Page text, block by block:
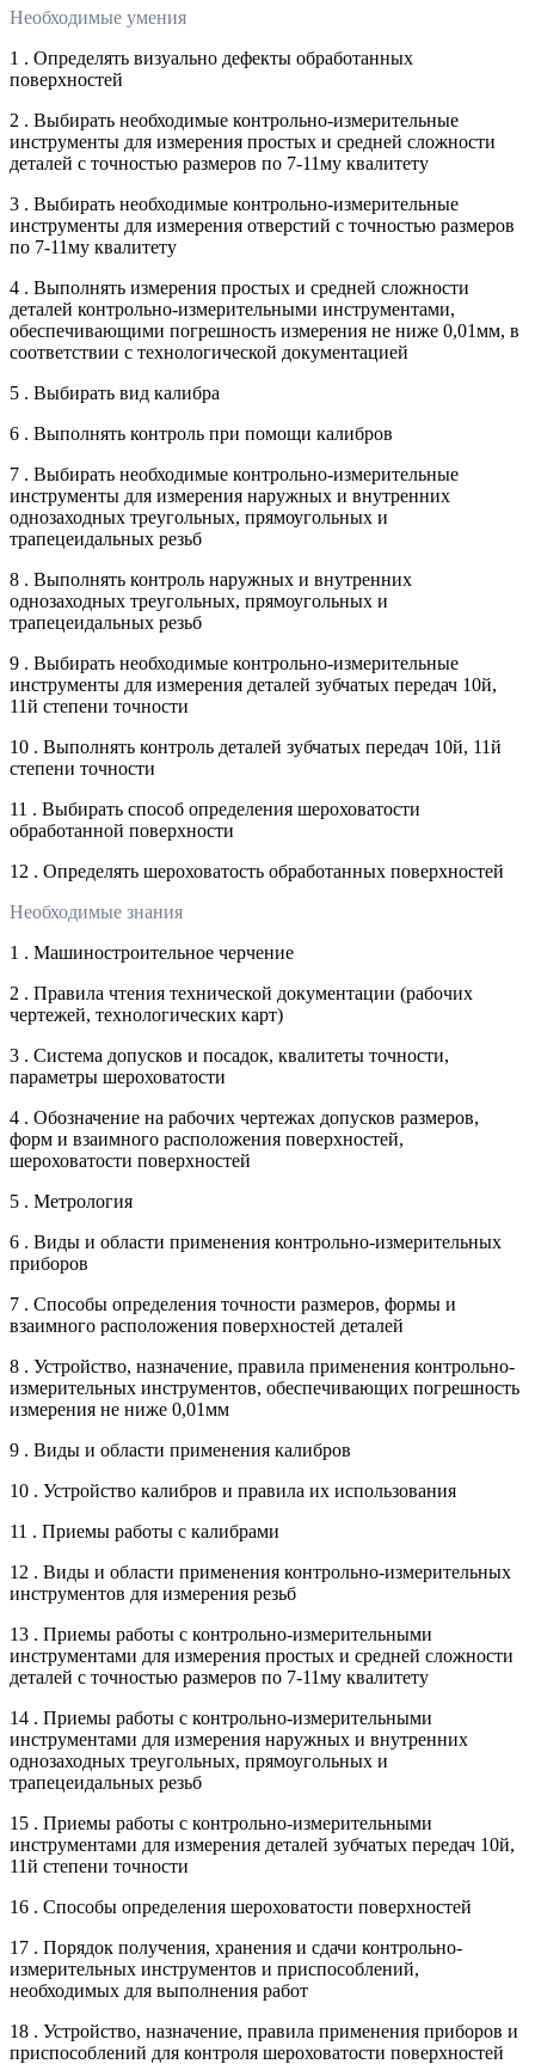
Необходимые умения
1 . Определять визуально дефекты обработанных
поверхностей
2 . Выбирать необходимые контрольно-измерительные
инструменты для измерения простых и средней сложности
деталей с точностью размеров по 7-11му квалитету
3 . Выбирать необходимые контрольно-измерительные
инструменты для измерения отверстий с точностью размеров
по 7-11му квалитету
4 . Выполнять измерения простых и средней сложности
деталей контрольно-измерительными инструментами,
обеспечивающими погрешность измерения не ниже 0,01мм, в
соответствии с технологической документацией
5 . Выбирать вид калибра
6 . Выполнять контроль при помощи калибров
7 . Выбирать необходимые контрольно-измерительные
инструменты для измерения наружных и внутренних
однозаходных треугольных, прямоугольных и
трапецеидальных резьб
8 . Выполнять контроль наружных и внутренних
однозаходных треугольных, прямоугольных и
трапецеидальных резьб
9 . Выбирать необходимые контрольно-измерительные
инструменты для измерения деталей зубчатых передач 10й,
11й степени точности
10 . Выполнять контроль деталей зубчатых передач 10й, 11й
степени точности
11 . Выбирать способ определения шероховатости
обработанной поверхности
12 . Определять шероховатость обработанных поверхностей
Необходимые знания
1 . Машиностроительное черчение
2 . Правила чтения технической документации (рабочих
чертежей, технологических карт)
3 . Система допусков и посадок, квалитеты точности,
параметры шероховатости
4 . Обозначение на рабочих чертежах допусков размеров,
форм и взаимного расположения поверхностей,
шероховатости поверхностей
5 . Метрология
6 . Виды и области применения контрольно-измерительных
приборов
7 . Способы определения точности размеров, формы и
взаимного расположения поверхностей деталей
8 . Устройство, назначение, правила применения контрольно-
измерительных инструментов, обеспечивающих погрешность
измерения не ниже 0,01мм
9 . Виды и области применения калибров
10 . Устройство калибров и правила их использования
11 . Приемы работы с калибрами
12 . Виды и области применения контрольно-измерительных
инструментов для измерения резьб
13 . Приемы работы с контрольно-измерительными
инструментами для измерения простых и средней сложности
деталей с точностью размеров по 7-11му квалитету
14 . Приемы работы с контрольно-измерительными
инструментами для измерения наружных и внутренних
однозаходных треугольных, прямоугольных и
трапецеидальных резьб
15 . Приемы работы с контрольно-измерительными
инструментами для измерения деталей зубчатых передач 10й,
11й степени точности
16 . Способы определения шероховатости поверхностей
17 . Порядок получения, хранения и сдачи контрольно-
измерительных инструментов и приспособлений,
необходимых для выполнения работ
18 . Устройство, назначение, правила применения приборов и
приспособлений для контроля шероховатости поверхностей